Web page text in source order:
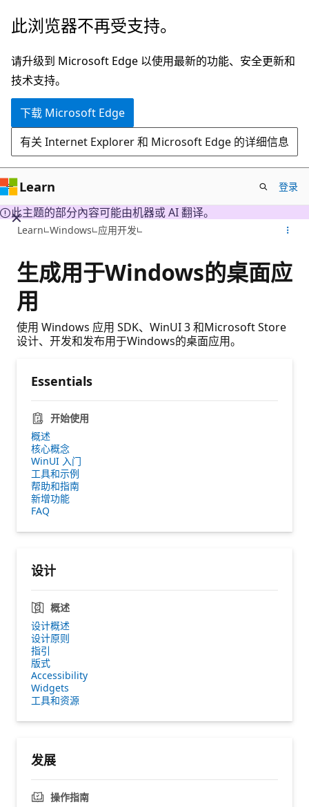
跳
主
要
内
此浏览器不再受支持。
请升级到 Microsoft Edge 以使用最新的功能、安全更新和
技术支持。
下载 Microsoft Edge
有关 Internet Explorer 和 Microsoft Edge 的详细信息
Learn 登录
此主题的部分內容可能由机器或 AI 翻译。
Learn Windows 应用开发
生成用于Windows的桌面应
用
使用 Windows 应用 SDK、WinUI 3 和Microsoft Store
设计、开发和发布用于Windows的桌面应用。
Essentials
开始使用
概述
核心概念
WinUI 入门
工具和示例
帮助和指南
新增功能
FAQ
设计
概述
设计概述
设计原则
指引
版式
Accessibility
Widgets
工具和资源
发展
操作指南